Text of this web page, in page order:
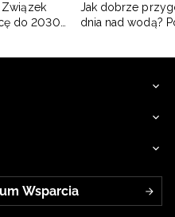
Związek
do 2030
Jak dobrze
dnia nad wodą?
Wsparcia